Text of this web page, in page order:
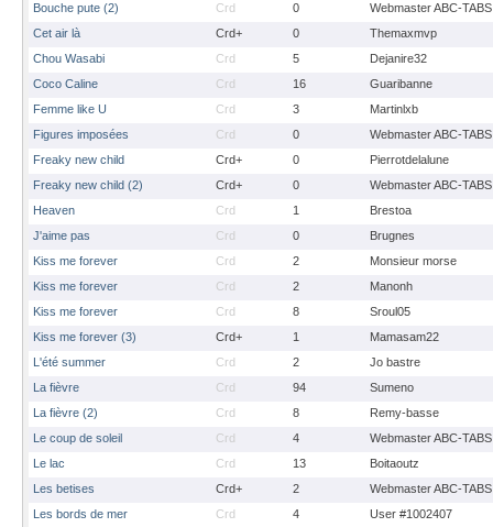
Bouche pute (2)
Crd 0
Webmaster ABC-TABS
Cet air là
Crd+ 0
Themaxmvp
Chou Wasabi
Crd 5
Dejanire32
Coco Caline
Crd 16
Guaribanne
Femme like U
Crd 3
Martinlxb
Figures imposées
Crd 0
Webmaster ABC-TABS
Freaky new child
Crd+ 0
Pierrotdelalune
Freaky new child (2)
Crd+ 0
Webmaster ABC-TABS
Heaven
Crd 1
Brestoa
J'aime pas
Crd 0
Brugnes
Kiss me forever
Crd 2
Monsieur morse
Kiss me forever
Crd 2
Manonh
Kiss me forever
Crd 8
Sroul05
Kiss me forever (3)
Crd+ 1
Mamasam22
L'été summer
Crd 2
Jo bastre
La fièvre
Crd 94
Sumeno
La fièvre (2)
Crd 8
Remy-basse
Le coup de soleil
Crd 4
Webmaster ABC-TABS
Le lac
Crd 13
Boitaoutz
Les betises
Crd+ 2
Webmaster ABC-TABS
Les bords de mer
Crd 4
User #1002407